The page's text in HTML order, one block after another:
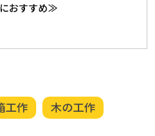
おすすめ≫
工作 木の工作